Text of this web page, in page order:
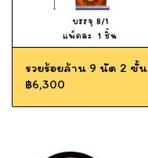
รวยร้อยล้าน 9 นัด 2 ชั้น
฿6,300